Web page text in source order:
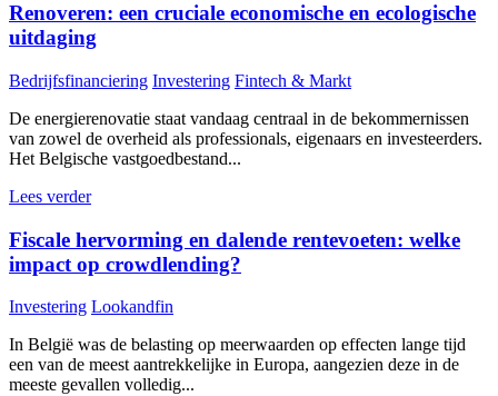
Renoveren: een cruciale economische en ecologische
uitdaging
Bedrijfsfinanciering Investering Fintech & Markt
De energierenovatie staat vandaag centraal in de bekommernissen
van zowel de overheid als professionals, eigenaars en investeerders.
Het Belgische vastgoedbestand...
Lees verder
Fiscale hervorming en dalende rentevoeten: welke
impact op crowdlending?
Investering Lookandfin
In België was de belasting op meerwaarden op effecten lange tijd
een van de meest aantrekkelijke in Europa, aangezien deze in de
meeste gevallen volledig...